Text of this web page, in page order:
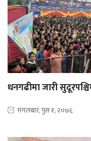
धनगढीमा जारी
मंगलबार, पुस १, २०७६